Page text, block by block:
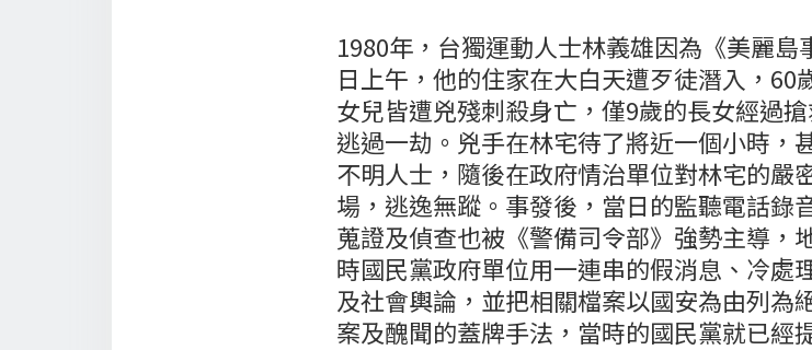
1980年，台獨運動人士林義雄因為《美麗
日上午，他的住家在大白天遭歹徒潛入，60
女兒皆遭兇殘刺殺身亡，僅9歲的長女經過
逃過一劫。兇手在林宅待了將近一個小時，
不明人士，隨後在政府情治單位對林宅的嚴
場，逃逸無蹤。事發後，當日的監聽電話錄
蒐證及偵查也被《警備司令部》強勢主導，
時國民黨政府單位用一連串的假消息、冷處
及社會輿論，並把相關檔案以國安為由列為
案及醜聞的蓋牌手法，當時的國民黨就已經